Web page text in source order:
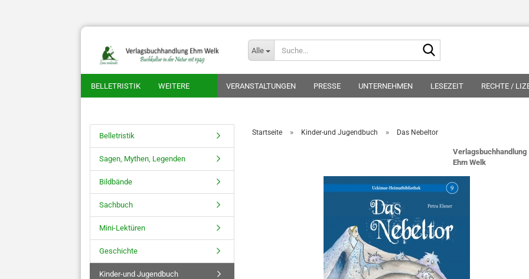
Alle
BELLETRISTIK VERANSTALTUNGEN PRESSE UNTERNEHMEN LESEZEIT RECHTE /
WEITERE
Startseite » Kinder-und Jugendbuch » Das Nebeltor
Verlagsbuchhandlung
Ehm Welk
Belletristik
Sagen, Mythen, Legenden
Bildbände
Sachbuch
Mini-Lektüren
Geschichte
Kinder-und Jugendbuch